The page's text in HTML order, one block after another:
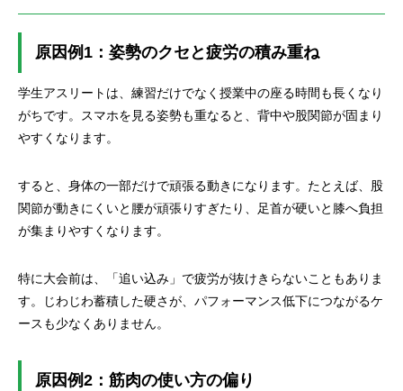
原因例1：姿勢のクセと疲労の積み重ね
学生アスリートは、練習だけでなく授業中の座る時間も長くなり
がちです。スマホを見る姿勢も重なると、背中や股関節が固まり
やすくなります。
すると、身体の一部だけで頑張る動きになります。たとえば、股
関節が動きにくいと腰が頑張りすぎたり、足首が硬いと膝へ負担
が集まりやすくなります。
特に大会前は、「追い込み」で疲労が抜けきらないこともありま
す。じわじわ蓄積した硬さが、パフォーマンス低下につながるケ
ースも少なくありません。
原因例2：筋肉の使い方の偏り